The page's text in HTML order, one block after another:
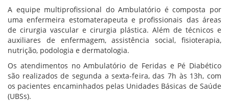
A equipe multiprofissional do Ambulatório é composta por
uma enfermeira estomaterapeuta e profissionais das áreas
de cirurgia vascular e cirurgia plástica. Além de técnicos e
auxiliares de enfermagem, assistência social, fisioterapia,
nutrição, podologia e dermatologia.
Os atendimentos no Ambulatório de Feridas e Pé Diabético
são realizados de segunda a sexta-feira, das 7h às 13h, com
os pacientes encaminhados pelas Unidades Básicas de Saúde
(UBSs).